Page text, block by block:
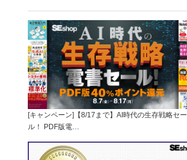
[キャンペーン]【8/17まで】AI時代の生存戦略セー
ル！ PDF版電…